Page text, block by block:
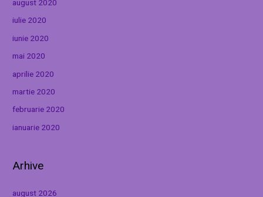
august 2020
iulie 2020
iunie 2020
mai 2020
aprilie 2020
martie 2020
februarie 2020
ianuarie 2020
Arhive
august 2026